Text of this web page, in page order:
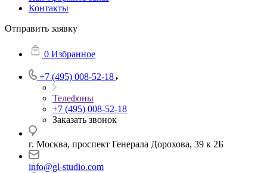
Контакты
Отправить заявку
0 Избранное
+7 (495) 008-52-18
Телефоны
+7 (495) 008-52-18
Заказать звонок
г. Москва, проспект Генерала Дорохова, 39 к 2Б
info@gl-studio.com